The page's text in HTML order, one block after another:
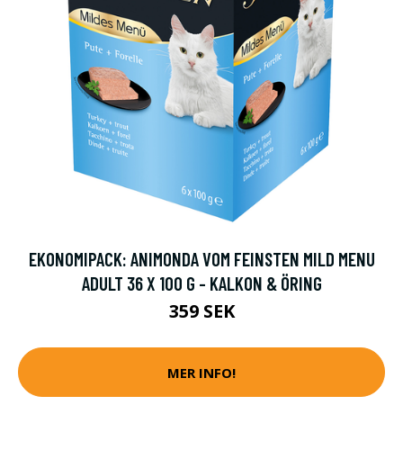
EKONOMIPACK: ANIMONDA VOM FEINSTEN MILD MENU
ADULT 36 X 100 G - KALKON & ÖRING
359 SEK
MER INFO!